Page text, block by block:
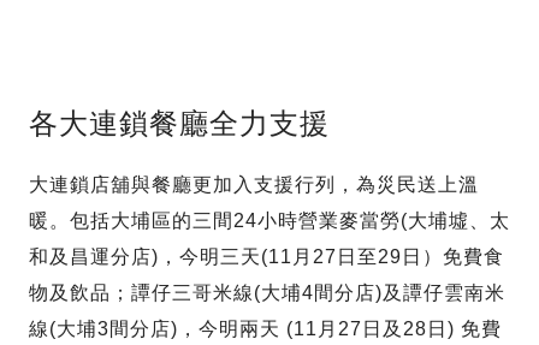
各大連鎖餐廳全力支援
大連鎖店舖與餐廳更加入支援行列，為災民送上溫
暖。包括大埔區的三間24小時營業麥當勞(大埔墟、太
和及昌運分店)，今明三天(11月27日至29日）免費食
物及飲品；譚仔三哥米線(大埔4間分店)及譚仔雲南米
線(大埔3間分店)，今明兩天 (11月27日及28日) 免費